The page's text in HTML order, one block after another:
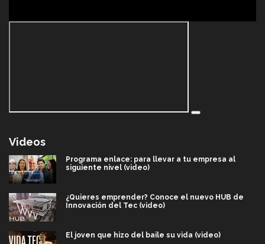
Videos
Programa enlace: para llevar a tu empresa al
siguiente nivel (video)
¿Quieres emprender? Conoce el nuevo HUB de
Innovación del Tec (video)
El joven que hizo del baile su vida (video)